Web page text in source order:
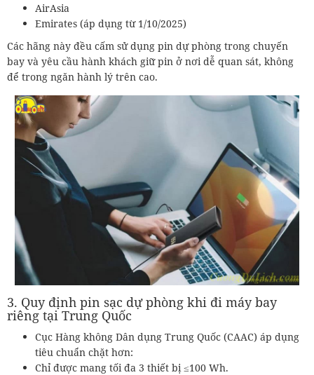
AirAsia
Emirates (áp dụng từ 1/10/2025)
Các hãng này đều cấm sử dụng pin dự phòng trong chuyến
bay và yêu cầu hành khách giữ pin ở nơi dễ quan sát, không
để trong ngăn hành lý trên cao.
3. Quy định pin sạc dự phòng khi đi máy bay
riêng tại Trung Quốc
Cục Hàng không Dân dụng Trung Quốc (CAAC) áp dụng
tiêu chuẩn chặt hơn:
Chỉ được mang tối đa 3 thiết bị ≤100 Wh.